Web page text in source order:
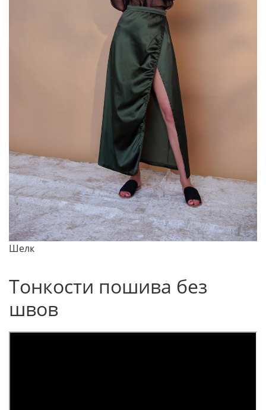
Шелк
Тонкости пошива без
швов